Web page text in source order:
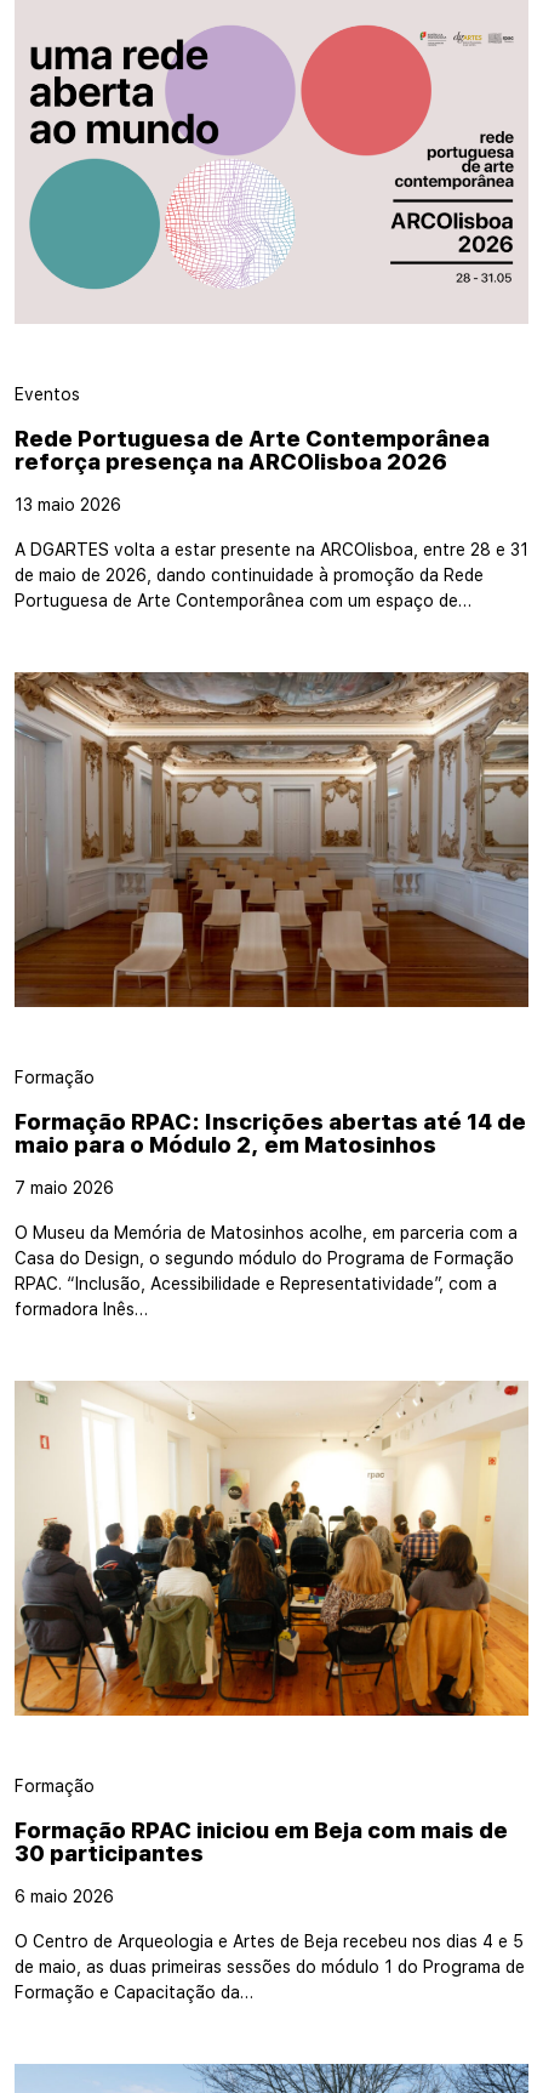
Eventos
Rede Portuguesa de Arte Contemporânea
reforça presença na ARCOlisboa 2026
13 maio 2026
A DGARTES volta a estar presente na ARCOlisboa, entre 28 e 31
de maio de 2026, dando continuidade à promoção da Rede
Portuguesa de Arte Contemporânea com um espaço de…
Formação
Formação RPAC: Inscrições abertas até 14 de
maio para o Módulo 2, em Matosinhos
7 maio 2026
O Museu da Memória de Matosinhos acolhe, em parceria com a
Casa do Design, o segundo módulo do Programa de Formação
RPAC. “Inclusão, Acessibilidade e Representatividade”, com a
formadora Inês…
Formação
Formação RPAC iniciou em Beja com mais de
30 participantes
6 maio 2026
O Centro de Arqueologia e Artes de Beja recebeu nos dias 4 e 5
de maio, as duas primeiras sessões do módulo 1 do Programa de
Formação e Capacitação da…